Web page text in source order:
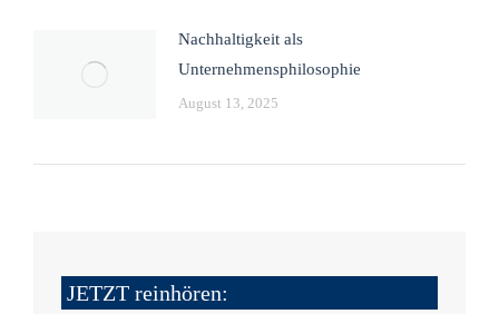
Nachhaltigkeit als
Unternehmensphilosophie
August 13, 2025
JETZT reinhören: